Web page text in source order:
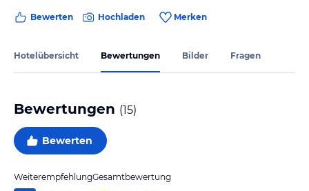
Bewerten Hochladen Merken
Hotelübersicht Bewertungen Bilder Fragen
Bewertungen (15)
Bewerten
WeiterempfehlungGesamtbewertung